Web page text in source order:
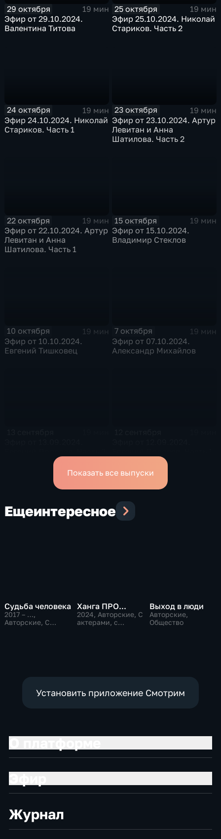
29 октября
19 мин
Эфир от 29.10.2024.
Валентина Титова
25 октября
19 мин
Эфир 25.10.2024. Николай
Стариков. Часть 2
24 октября
19 мин
Эфир 24.10.2024. Николай
Стариков. Часть 1
23 октября
19 мин
Эфир от 23.10.2024. Артур
Левитан и Анна
Шатилова. Часть 2
22 октября
19 мин
Эфир от 22.10.2024. Артур
Левитан и Анна
Шатилова. Часть 1
15 октября
19 мин
Эфир от 15.10.2024.
Владимир Стеклов
10 октября
19 мин
Эфир от 10.10.2024.
Евгений Тишковец
7 октября
19 мин
Эфир от 07.10.2024.
Александр Михайлов
Показать все выпуски
Ещеинтересное
Судьба человека
2017 – …,
Авторские, С
Ханга ПРО...
2024, Авторские, С
актерами, с
Выход в люди
Авторские,
Общество
Установить приложение Смотрим
Журнал